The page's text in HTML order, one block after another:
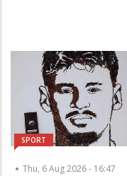
SPORT
Thu, 6 Aug 2026 - 16:47